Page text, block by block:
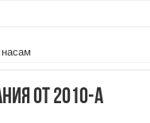
насам
от 2010-а